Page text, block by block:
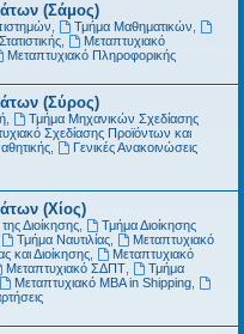
(Σάμος)
Τμήμα Μαθηματικών
,
Μεταπτυχιακό
Μεταπτυχιακό Πληροφορικής
(Σύρος)
,
Τμήμα Μηχανικών Σχεδίασης
Σχεδίασης Προϊόντων και
,
Γενικές Ανακοινώσεις
(Χίος)
Διοίκησης,
Τμήμα Διοίκησης
Τμήμα Ναυτιλίας,
Μεταπτυχιακό
και Διοίκησης,
Μεταπτυχιακό
Μεταπτυχιακό ΣΔΠΤ,
Τμήμα
Μεταπτυχιακό MBA in Shipping,